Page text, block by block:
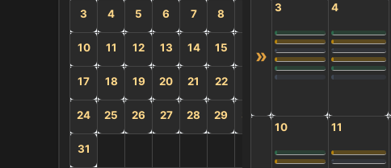
3 4 5 6 7 8
10 11 12 13 14 15
17 18 19 20 21 22
24 25 26 27 28 29 30
31
»
3 4
10 11